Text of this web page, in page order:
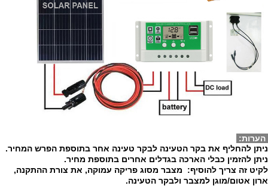
הערות:
ניתן להחליף את בקר הטעינה לבקר טעינה אחר בתוספת הפרש המחיר.
ניתן להזמין כבלי הארכה בגדלים אחרים בתוספת מחיר.
לקיט זה צריך להוסיף: מצבר מסוג פריקה עמוקה, את צורת ההתקנה,
ארון אטום/מוגן למצבר ולבקר הטעינה.